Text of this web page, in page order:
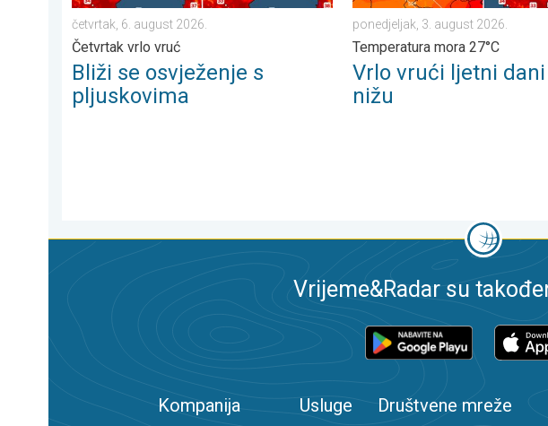
četvrtak, 6. august 2026.
Četvrtak vrlo vruć
Bliži se osvježenje s
pljuskovima
ponedjeljak, 3. august 2026.
Temperatura mora 27°C
Vrlo vrući ljetni dani
nižu
Vrijeme&Radar su
Kompanija Usluge Društvene mreže